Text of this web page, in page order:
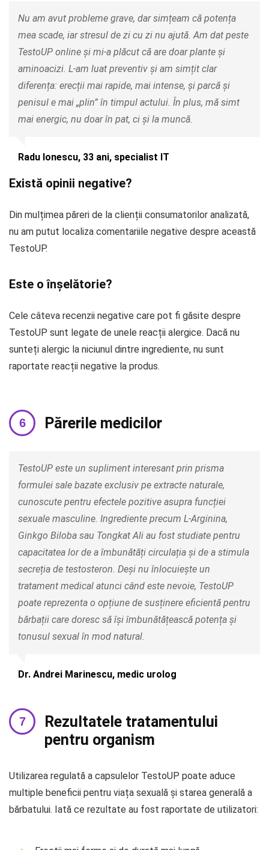
Nu am avut probleme grave, dar simțeam că potența
mea scade, iar stresul de zi cu zi nu ajută. Am dat peste
TestoUP online și mi-a plăcut că are doar plante și
aminoacizi. L-am luat preventiv și am simțit clar
diferența: erecții mai rapide, mai intense, și parcă și
penisul e mai „plin” în timpul actului. În plus, mă simt
mai energic, nu doar în pat, ci și la muncă.
Radu Ionescu, 33 ani, specialist IT
Există opinii negative?
Din mulțimea păreri de la clienții consumatorilor analizată,
nu am putut localiza comentariile negative despre această
TestoUP.
Este o înșelătorie?
Cele câteva recenzii negative care pot fi găsite despre
TestoUP sunt legate de unele reacții alergice. Dacă nu
sunteți alergic la niciunul dintre ingrediente, nu sunt
raportate reacții negative la produs.
Părerile medicilor
TestoUP este un supliment interesant prin prisma
formulei sale bazate exclusiv pe extracte naturale,
cunoscute pentru efectele pozitive asupra funcției
sexuale masculine. Ingrediente precum L-Arginina,
Ginkgo Biloba sau Tongkat Ali au fost studiate pentru
capacitatea lor de a îmbunătăți circulația și de a stimula
secreția de testosteron. Deși nu înlocuiește un
tratament medical atunci când este nevoie, TestoUP
poate reprezenta o opțiune de susținere eficientă pentru
bărbații care doresc să își îmbunătățească potența și
tonusul sexual în mod natural.
Dr. Andrei Marinescu, medic urolog
Rezultatele tratamentului
pentru organism
Utilizarea regulată a capsulelor TestoUP poate aduce
multiple beneficii pentru viața sexuală și starea generală a
bărbatului. Iată ce rezultate au fost raportate de utilizatori: